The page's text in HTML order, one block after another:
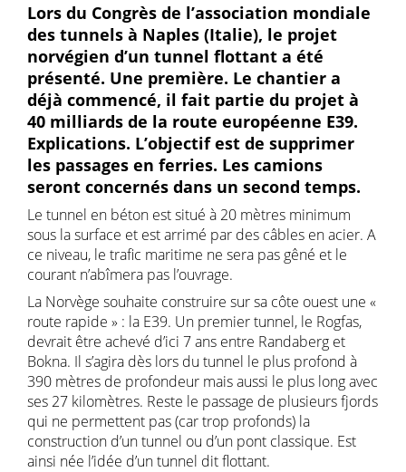
Lors du Congrès de l’association mondiale
des tunnels à Naples (Italie), le projet
norvégien d’un tunnel flottant a été
présenté. Une première. Le chantier a
déjà commencé, il fait partie du projet à
40 milliards de la route européenne E39.
Explications. L’objectif est de supprimer
les passages en ferries. Les camions
seront concernés dans un second temps.
Le tunnel en béton est situé à 20 mètres minimum
sous la surface et est arrimé par des câbles en acier. A
ce niveau, le trafic maritime ne sera pas gêné et le
courant n’abîmera pas l’ouvrage.
La Norvège souhaite construire sur sa côte ouest une «
route rapide » : la E39. Un premier tunnel, le Rogfas,
devrait être achevé d’ici 7 ans entre Randaberg et
Bokna. Il s’agira dès lors du tunnel le plus profond à
390 mètres de profondeur mais aussi le plus long avec
ses 27 kilomètres. Reste le passage de plusieurs fjords
qui ne permettent pas (car trop profonds) la
construction d’un tunnel ou d’un pont classique. Est
ainsi née l’idée d’un tunnel dit flottant.